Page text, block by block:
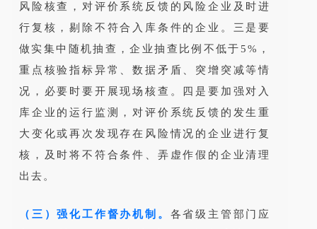
风险核查，对评价系统反馈的风险企业及时进
行复核，剔除不符合入库条件的企业。三是要
做实集中随机抽查，企业抽查比例不低于5%，
重点核验指标异常、数据矛盾、突增突减等情
况，必要时要开展现场核查。四是要加强对入
库企业的运行监测，对评价系统反馈的发生重
大变化或再次发现存在风险情况的企业进行复
核，及时将不符合条件、弄虚作假的企业清理
出去。
（三）强化工作督办机制。 各省级主管部门应